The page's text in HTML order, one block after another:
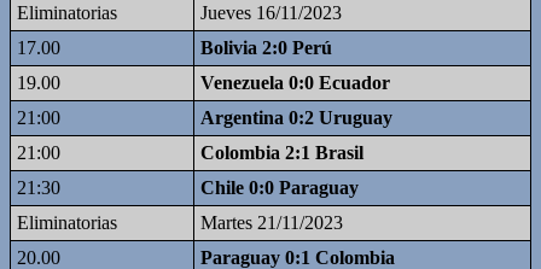
Eliminatorias
Jueves 16/11/2023
17.00
Bolivia 2:0 Perú
19.00
Venezuela 0:0 Ecuador
21:00
Argentina 0:2 Uruguay
21:00
Colombia 2:1 Brasil
21:30
Chile 0:0 Paraguay
Eliminatorias
Martes 21/11/2023
20.00
Paraguay 0:1 Colombia